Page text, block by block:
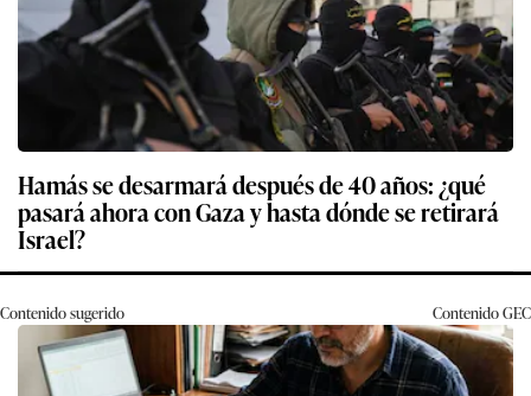
Hamás se desarmará después de 40 años: ¿qué
pasará ahora con Gaza y hasta dónde se retirará
Israel?
Contenido sugerido ContenidoGEC